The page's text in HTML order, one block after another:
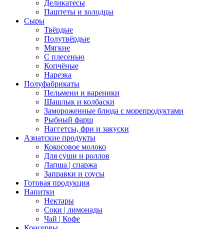
Деликатесы
Паштеты и холодцы
Сыры
Твёрдые
Полутвёрдые
Мягкие
С плесенью
Копчёные
Нарезка
Полуфабрикаты
Пельмени и вареники
Шашлык и колбаски
Замороженные блюда с морепродуктами
Рыбный фарш
Наггетсы, фри и закуски
Азиатские продукты
Кокосовое молоко
Для суши и роллов
Лапша | спаржа
Заправки и соусы
Готовая продукция
Напитки
Нектары
Соки | лимонады
Чай | Кофе